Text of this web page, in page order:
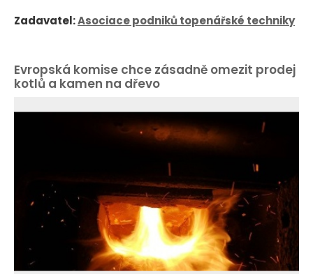
Zadavatel:Asociace podniků topenářské techniky
Evropská komise chce zásadně omezit prodej
kotlů a kamen na dřevo